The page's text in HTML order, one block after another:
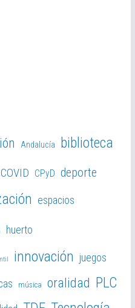
Andalucía biblioteca
COVID CPyD deporte
espacios
huerto
innovación juegos
música oralidad PLC